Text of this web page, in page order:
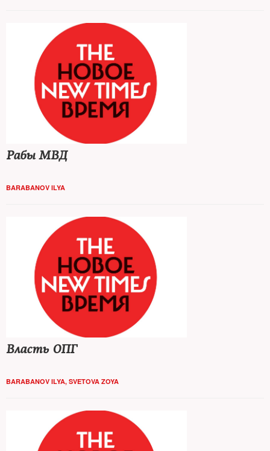
Рабы МВД
BARABANOV ILYA
Власть ОПГ
BARABANOV ILYA, SVETOVA ZOYA